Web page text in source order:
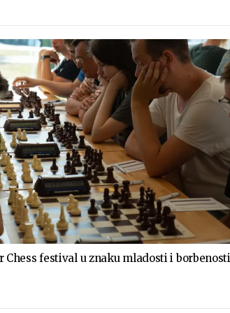
Chess festival u znaku mladosti i borbenosti